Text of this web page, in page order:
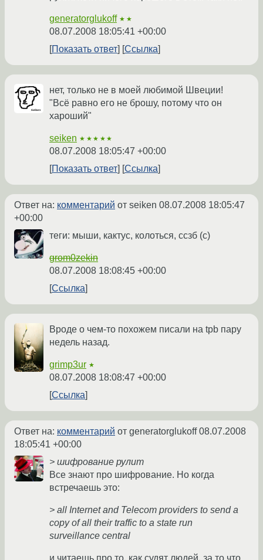
generatorglukoff ★★
08.07.2008 18:05:41 +00:00
Показать ответ
Ссылка
нет, только не в моей любимой Швеции!
"Всё равно его не брошу, потому что он
хароший"
seiken ★★★★★
08.07.2008 18:05:47 +00:00
Показать ответ
Ссылка
Ответ на: комментарий от seiken 08.07.2008 18:05:47
+00:00
теги: мыши, кактус, колоться, ссзб (с)
grom0zekin
08.07.2008 18:08:45 +00:00
Ссылка
Вроде о чем-то похожем писали на tpb пару
недель назад.
grimp3ur ★
08.07.2008 18:08:47 +00:00
Ссылка
Ответ на: комментарий от generatorglukoff08.07.2008
18:05:41 +00:00
> шифрование рулит
Все знают про шифрование. Но когда
встречаешь это:
> all Internet and Telecom providers to send a
copy of all their traffic to a state run
surveillance central